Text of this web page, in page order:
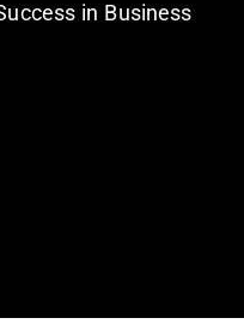
in Business